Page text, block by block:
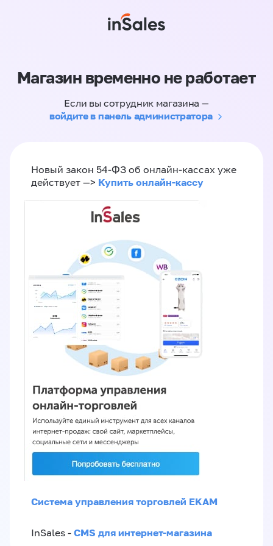
Магазин временно не работает
Если вы сотрудник магазина —
войдите в панель администратора
Новый закон 54-ФЗ об онлайн-кассах уже
действует —> Купить онлайн-кассу
Система управления торговлей EKAM
InSales - CMS для интернет-магазина